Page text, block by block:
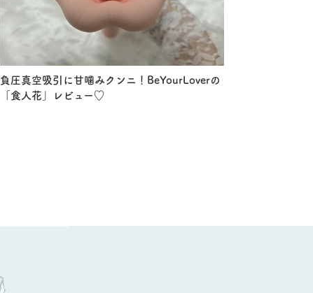
負圧真空吸引に甘噛みクンニ！BeYourLoverの
「食人花」レビュー♡